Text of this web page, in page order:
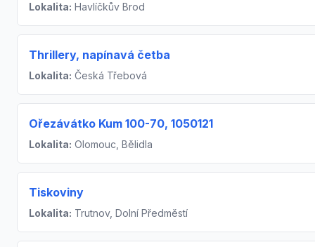
Lokalita: Havlíčkův Brod
Thrillery, napínavá četba
Lokalita: Česká Třebová
Ořezávátko Kum 100-70, 1050121
Lokalita: Olomouc, Bělidla
Tiskoviny
Lokalita: Trutnov, Dolní Předměstí